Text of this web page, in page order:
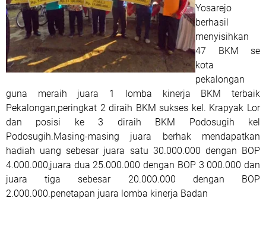
Yosarejo
berhasil
menyisihkan
47 BKM se
kota
pekalongan
guna meraih juara 1 lomba kinerja BKM terbaik
Pekalongan,peringkat 2 diraih BKM sukses kel. Krapyak Lor
dan posisi ke 3 diraih BKM Podosugih kel
Podosugih.Masing-masing juara berhak mendapatkan
hadiah uang sebesar juara satu 30.000.000 dengan BOP
4.000.000,juara dua 25.000.000 dengan BOP 3 000.000 dan
juara tiga sebesar 20.000.000 dengan BOP
2.000.000.penetapan juara lomba kinerja Badan